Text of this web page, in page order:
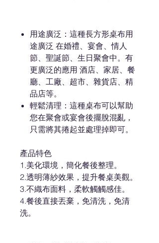
用途廣泛：這種長方形桌布用
途廣泛 在婚禮、宴會、情人
節、聖誕節、生日聚會中。有
更廣泛的應用 酒店、家居、餐
廳、工廠、超市、雜貨店、精
品店等。
輕鬆清理：這種桌布可以幫助
您在聚會或宴會後擺脫混亂，
只需將其捲起並處理掉即可。
產品特色
1.美化環境，簡化餐後整理。
2.透明薄紗效果，提升餐桌美觀。
3.不織布面料，柔軟觸觸感佳。
4.餐後直接丟棄，免清洗，免清
洗。